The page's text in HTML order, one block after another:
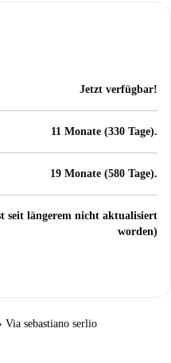
Jetzt verfügbar!
11 Monate (330 Tage).
19 Monate (580 Tage).
seit längerem nicht aktualisiert
worden)
› Via sebastiano serlio